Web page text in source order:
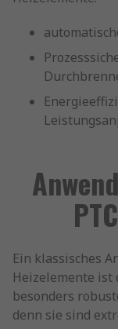
Ein klassisches
Heizelemente
besonders
denn sie sind